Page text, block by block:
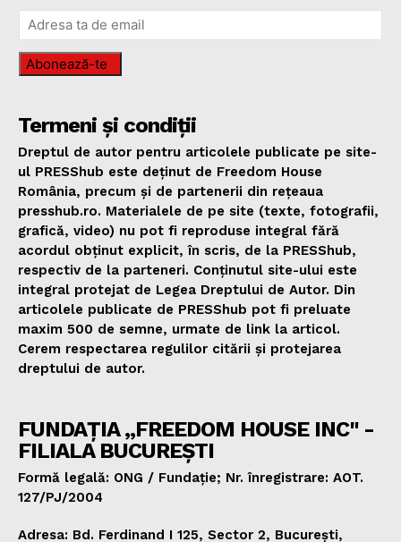
Abonează-te
Termeni și condiții
Dreptul de autor pentru articolele publicate pe site-
ul PRESShub este deținut de Freedom House
România, precum și de partenerii din rețeaua
presshub.ro. Materialele de pe site (texte, fotografii,
grafică, video) nu pot fi reproduse integral fără
acordul obținut explicit, în scris, de la PRESShub,
respectiv de la parteneri. Conținutul site-ului este
integral protejat de Legea Dreptului de Autor. Din
articolele publicate de PRESShub pot fi preluate
maxim 500 de semne, urmate de link la articol.
Cerem respectarea regulilor citării și protejarea
dreptului de autor.
FUNDAȚIA „FREEDOM HOUSE INC" -
FILIALA BUCUREȘTI
Formă legală: ONG / Fundație; Nr. înregistrare: AOT.
127/PJ/2004
Adresa: Bd. Ferdinand I 125, Sector 2, București,